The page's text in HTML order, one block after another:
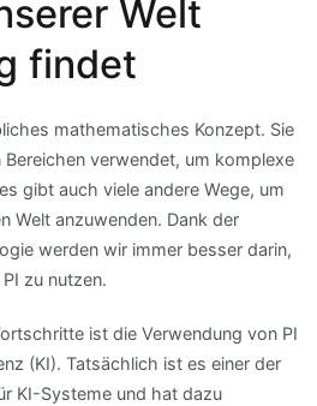
Welt
findet
mathematisches Konzept. Sie
verwendet, um komplexe
gibt auch viele andere Wege, um
Welt anzuwenden. Dank der
werden wir immer besser darin,
zu nutzen.
ist die Verwendung von PI
(KI). Tatsächlich ist es einer der
KI-Systeme und hat dazu